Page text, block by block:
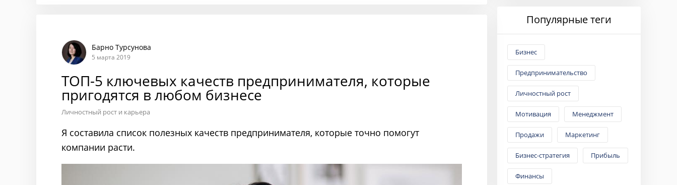
Барно Турсунова
5 марта 2019
ТОП-5 ключевых качеств предпринимателя, которые
пригодятся в любом бизнесе
Личностный рост и карьера
Я составила список полезных качеств предпринимателя, которые точно помогут
компании расти.
Популярные теги
Бизнес
Предпринимательство
Личностный рост
Мотивация Менеджмент
Продажи Маркетинг
Бизнес-стратегия Прибыль
Финансы